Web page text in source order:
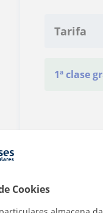
Cookies
Tarifa
1ª clase